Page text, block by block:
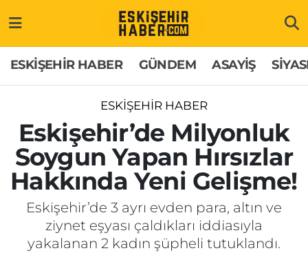
ESKİŞEHİR HABER GÜNDEM ASAYİŞ
ESKİŞEHİR HABER
Eskişehir’de Milyonluk
Soygun Yapan Hırsızlar
Hakkında Yeni Gelişme!
Eskişehir’de 3 ayrı evden para, altın ve
ziynet eşyası çaldıkları iddiasıyla
yakalanan 2 kadın şüpheli tutuklandı.
GÜNDEM
ASAYİŞ
SİYASET
EKONOMİ
SAĞLIK
Hakkımızda
İletişim
Künye
Odunpazarı Trafik Yoğunluk Haritası
Süper Lig Puan Durumu ve Fikstür
Tüm Manşetler
Son Dakika Haberleri
Haber Arşivi